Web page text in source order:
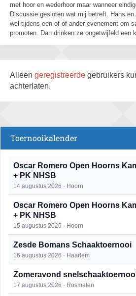
met hoor en wederhoor maar wanneer
Discussie gesloten wat mij betreft. Hans
wel tijdens een of of ander evenement om
promoten. Dan drinken ze ongetwijfeld een
Alleen geregistreerde gebruikers
achterlaten.
Toernooikalender
Oscar Romero Open Hoorns
+ PK NHSB
14 augustus 2026 · Hoorn
Oscar Romero Open Hoorns
+ PK NHSB
15 augustus 2026 · Hoorn
Zesde Bomans Schaaktoernooi
16 augustus 2026 · Haarlem
Zomeravond
17 augustus 2026 · Rosmalen